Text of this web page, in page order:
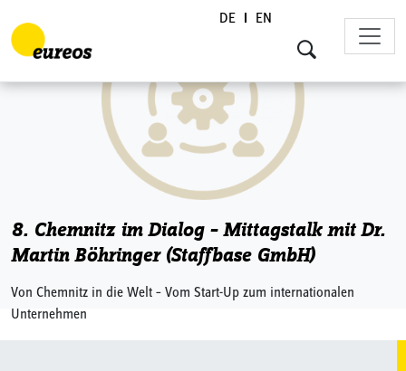
Skip to content
DE EN
8. Chemnitz im Dialog – Mittagstalk mit Dr.
Martin Böhringer (Staffbase GmbH)
Von Chemnitz in die Welt – Vom Start-Up zum internationalen
Unternehmen